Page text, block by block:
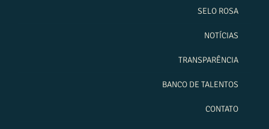
SELO ROSA
NOTÍCIAS
TRANSPARÊNCIA
BANCO DE TALENTOS
CONTATO